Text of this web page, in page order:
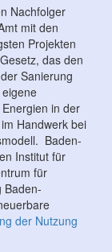
Nachfolger
mit den
Projekten
das den
Sanierung
in der
Handwerk bei
Baden-
Institut für
für
Baden-
der Nutzung